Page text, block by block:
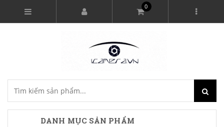
0
DANH MỤC SẢN PHẨM